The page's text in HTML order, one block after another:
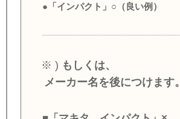
●「インパクト」○（良い例）
※ ) もしくは、
メーカー名を後につけます。